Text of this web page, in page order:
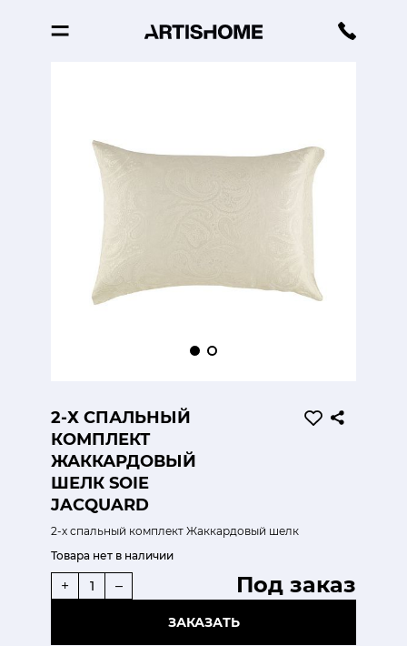
2-Х СПАЛЬНЫЙ
КОМПЛЕКТ
ЖАККАРДОВЫЙ
ШЕЛК SOIE
JACQUARD
2-х спальный комплект Жаккардовый шелк
Товара нет в наличии
Под заказ
+ –
ЗАКАЗАТЬ